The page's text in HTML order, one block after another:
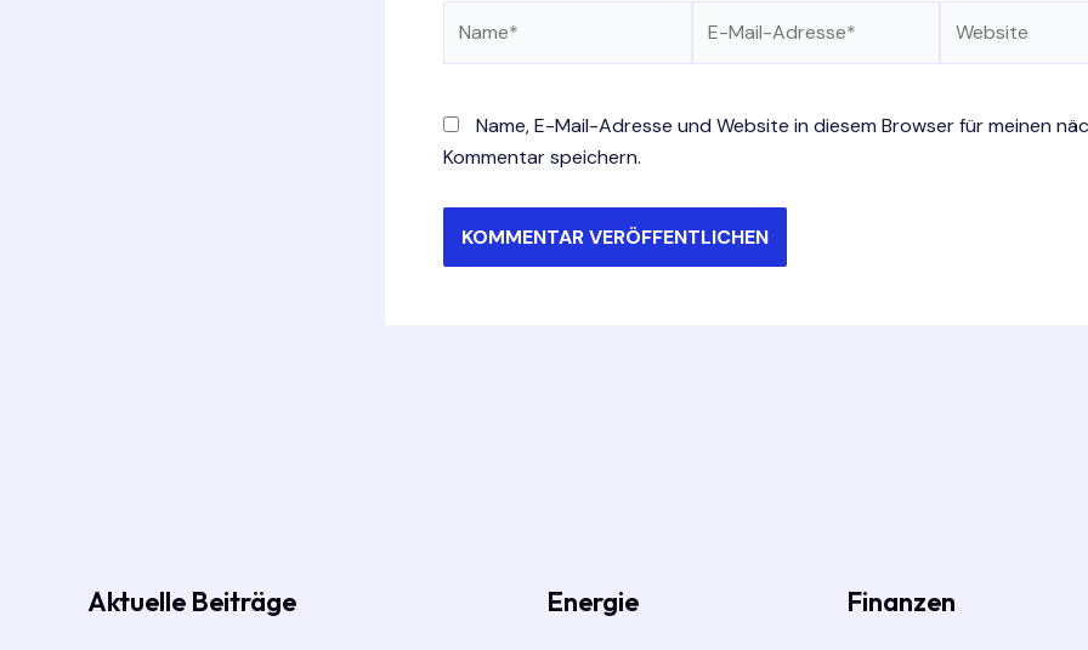
Mail-
Name, E-Mail-Adresse und Website in diesem Browser für meinen
Kommentar speichern.
Aktuelle Beiträge Energie Finanzen